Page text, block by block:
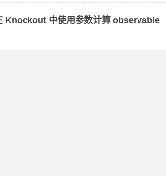
Knockout 中使用参数计算 observable